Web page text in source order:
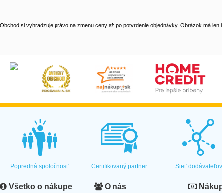
Obchod si vyhradzuje právo na zmenu ceny až po potvrdenie objednávky. Obrázok má len
Popredná spoločnosť Certifikovaný partner Sieť dodávateľov
Všetko o nákupe O nás